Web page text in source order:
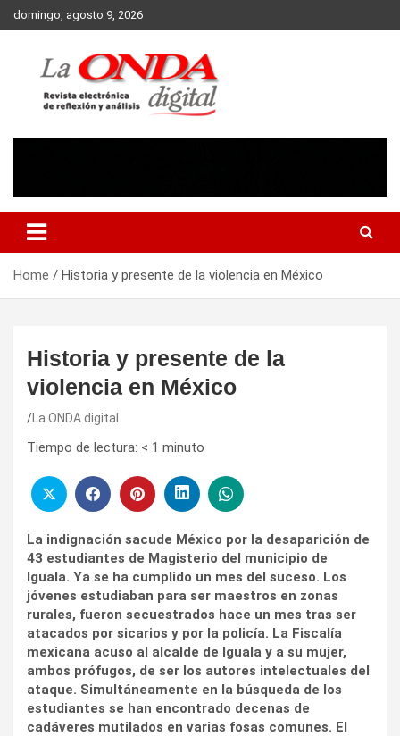
Skip
to
domingo, agosto 9, 2026
Home Historia y presente de la violencia en México
Historia y presente de la
violencia en México
La ONDA digital
Tiempo de lectura: < 1 minuto
La indignación sacude México por la desaparición de
43 estudiantes de Magisterio del municipio de
Iguala. Ya se ha cumplido un mes del suceso. Los
jóvenes estudiaban para ser maestros en zonas
rurales, fueron secuestrados hace un mes tras ser
atacados por sicarios y por la policía. La Fiscalía
mexicana acuso al alcalde de Iguala y a su mujer,
ambos prófugos, de ser los autores intelectuales del
ataque. Simultáneamente en la búsqueda de los
estudiantes se han encontrado decenas de
cadáveres mutilados en varias fosas comunes. El